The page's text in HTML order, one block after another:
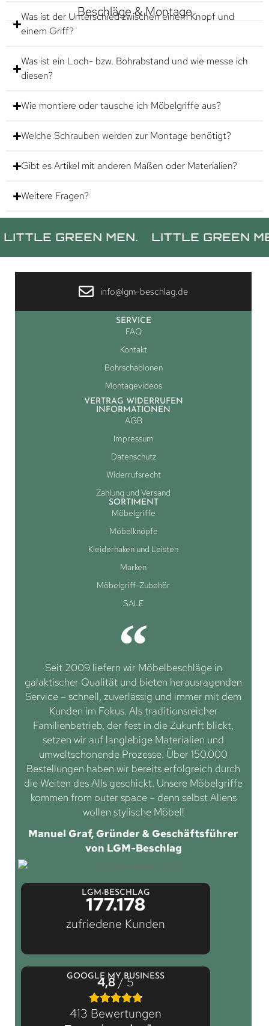
Beschläge & Montage
Was ist der Unterschied zwischen einem Knopf und
einem Griff?
Was ist ein Loch- bzw. Bohrabstand und wie messe ich
diesen?
Wie montiere oder tausche ich Möbelgriffe aus?
Welche Schrauben werden zur Montage benötigt?
Gibt es Artikel mit anderen Maßen oder Materialien?
Weitere Fragen?
GREEN MEN. LITTLE GREEN MEN.
info@lgm-beschlag.de
SERVICE
FAQ
Kontakt
Bohrschablonen
Montagevideos
VERTRAG WIDERRUFEN
INFORMATIONEN
AGB
Impressum
Datenschutz
Widerrufsrecht
Zahlung und Versand
SORTIMENT
Möbelgriffe
Möbelknöpfe
Kleiderhaken und Leisten
Marken
Möbelgriff-Zubehör
SALE
Seit 2009 liefern wir Möbelbeschläge in
galaktischer Qualität und bieten herausragenden
Service – schnell, zuverlässig und immer mit dem
Kunden im Fokus. Als traditionsreicher
Familienbetrieb, der fest in die Zukunft blickt,
setzen wir auf langlebige Materialien und
umweltschonende Prozesse. Über 150.000
Bestellungen haben wir bereits erfolgreich durch
die Weiten des Alls geschickt. Unsere Möbelgriffe
kommen from outer space – denn selbst Aliens
wollen stylische Möbel!
Manuel Graf, Gründer & Geschäftsführer
von LGM-Beschlag
LGM-BESCHLAG
177.178
zufriedene Kunden
GOOGLE MY BUSINESS
4,8/ 5
413 Bewertungen